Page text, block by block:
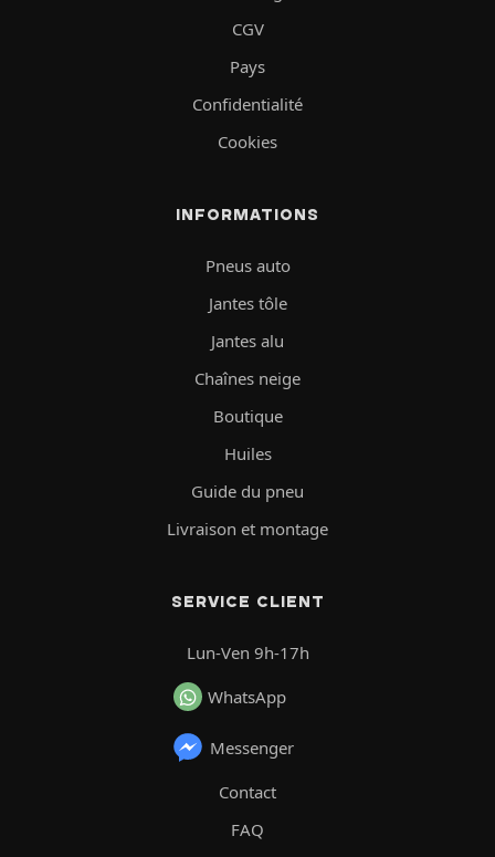
CGV
Pays
Confidentialité
Cookies
INFORMATIONS
Pneus auto
Jantes tôle
Jantes alu
Chaînes neige
Boutique
Huiles
Guide du pneu
Livraison et montage
SERVICE CLIENT
Lun-Ven 9h-17h
WhatsApp
Messenger
Contact
FAQ